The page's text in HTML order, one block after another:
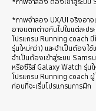
*ภาพจำลอง UX/UI จริงอา
อาจแตกต่างกันไปในแต่ละป
โปรแกรม Running coach
รุ่นใหม่กว่า) และจำเป็นต้อง
จำเป็นต้องเข้าสู่ระบบ
หรือซีรีส์ Galaxy Watch รุ่น
โปรแกรม Running coach
ก่อนที่จะเริ่มโปรแกรมการฝึก